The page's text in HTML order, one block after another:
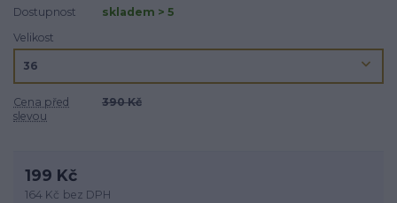
Dostupnost
skladem > 5
Velikost
Cena před
slevou
390 Kč
199 Kč
164 Kč bez DPH